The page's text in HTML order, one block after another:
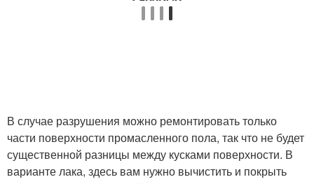
В случае разрушения можно ремонтировать только
части поверхности промасленного пола, так что не будет
существенной разницы между кусками поверхности. В
варианте лака, здесь вам нужно вычистить и покрыть